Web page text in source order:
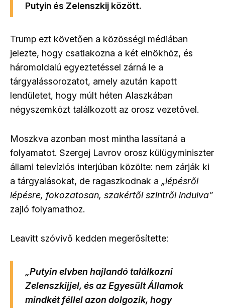
Putyin és Zelenszkij között.
Trump ezt követően a közösségi médiában
jelezte, hogy csatlakozna a két elnökhöz, és
háromoldalú egyeztetéssel zárná le a
tárgyalássorozatot, amely azután kapott
lendületet, hogy múlt héten Alaszkában
négyszemközt találkozott az orosz vezetővel.
Moszkva azonban most mintha lassítaná a
folyamatot. Szergej Lavrov orosz külügyminiszter
állami televíziós interjúban közölte: nem zárják ki
a tárgyalásokat, de ragaszkodnak a „lépésről
lépésre, fokozatosan, szakértői szintről indulva”
zajló folyamathoz.
Leavitt szóvivő kedden megerősítette:
„Putyin elvben hajlandó találkozni
Zelenszkijjel, és az Egyesült Államok
mindkét féllel azon dolgozik, hogy